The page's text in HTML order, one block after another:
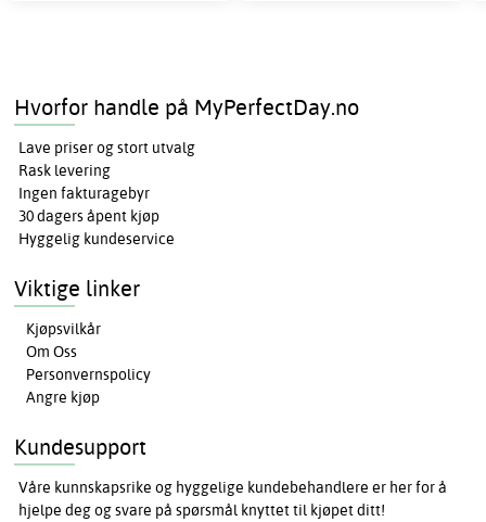
Hvorfor handle på MyPerfectDay.no
Lave priser og stort utvalg
Rask levering
Ingen fakturagebyr
30 dagers åpent kjøp
Hyggelig kundeservice
Viktige linker
Kjøpsvilkår
Om Oss
Personvernspolicy
Angre kjøp
Kundesupport
Våre kunnskapsrike og hyggelige kundebehandlere er her for å
hjelpe deg og svare på spørsmål knyttet til kjøpet ditt!